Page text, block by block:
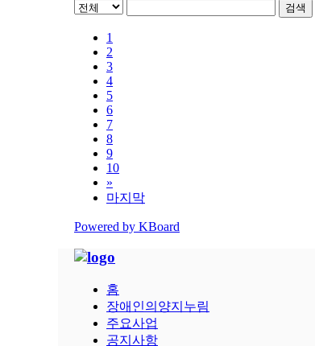
검색
1
2
3
4
5
6
7
8
9
10
»
마지막
Powered by KBoard
홈
장애인의양지누림
주요사업
공지사항